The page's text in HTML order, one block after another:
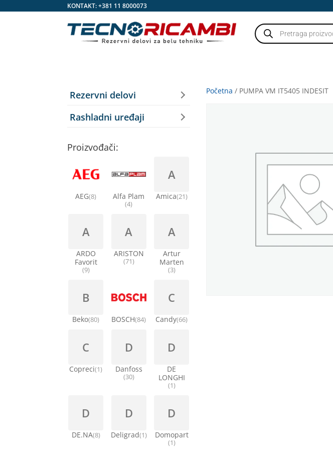
KONTAKT:+381 11 8000073
Products
search
Početna / PUMPA VM IT5405 INDESIT
Rezervni delovi
Rashladni uređaji
Proizvođači:
AEG(8) Alfa Plam
(4)
A
Amica(21)
A
ARDO
Favorit
(9)
A
ARISTON
(71)
A
Artur
Marten
(3)
B
Beko(80) BOSCH(84)
C
Candy(66)
C
Copreci(1)
D
Danfoss
(30)
D
DE
LONGHI
(1)
D
DE.NA(8)
D
Deligrad(1)
D
Domopart
(1)